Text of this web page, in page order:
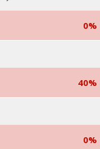
0%
40%
0%